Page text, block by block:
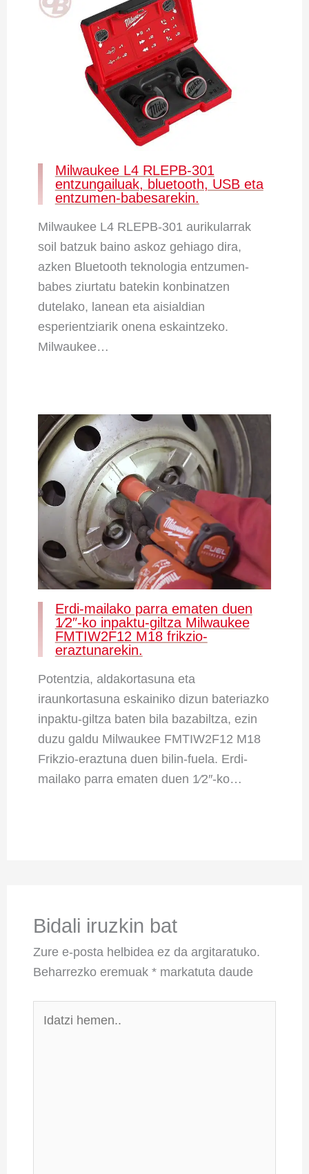
Milwaukee L4 RLEPB-301
entzungailuak, bluetooth, USB eta
entzumen-babesarekin.
Milwaukee L4 RLEPB-301 aurikularrak
soil batzuk baino askoz gehiago dira,
azken Bluetooth teknologia entzumen-
babes ziurtatu batekin konbinatzen
dutelako, lanean eta aisialdian
esperientziarik onena eskaintzeko.
Milwaukee…
Erdi-mailako parra ematen duen
1⁄2″-ko inpaktu-giltza Milwaukee
FMTIW2F12 M18 frikzio-
eraztunarekin.
Potentzia, aldakortasuna eta
iraunkortasuna eskainiko dizun bateriazko
inpaktu-giltza baten bila bazabiltza, ezin
duzu galdu Milwaukee FMTIW2F12 M18
Frikzio-eraztuna duen bilin-fuela. Erdi-
mailako parra ematen duen 1⁄2″-ko…
Bidali iruzkin bat
Zure e-posta helbidea ez da argitaratuko.
Beharrezko eremuak* markatuta daude